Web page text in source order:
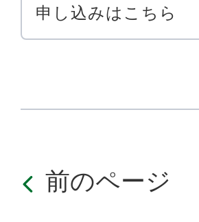
申し込みはこちら
前のページ